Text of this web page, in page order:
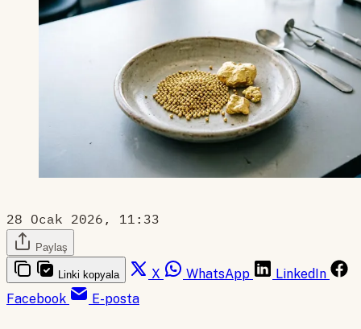
28 Ocak 2026, 11:33
Paylaş
Linki kopyala X WhatsApp
LinkedIn
Facebook
E-posta